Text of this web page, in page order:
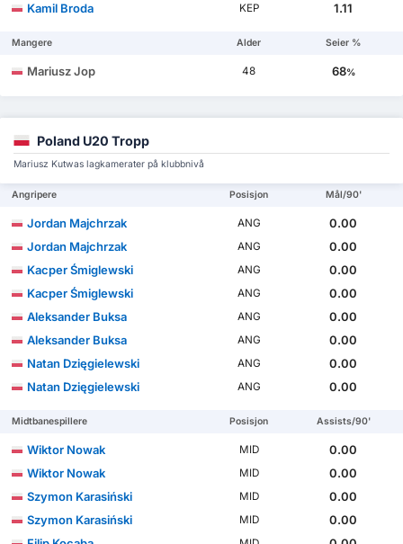
Kamil Broda
KEP 1.11
Mangere Alder Seier %
Mariusz Jop 48 68%
Poland U20 Tropp
Mariusz Kutwas lagkamerater på klubbnivå
Angripere Posisjon Mål/90'
Jordan Majchrzak ANG
0.00
Jordan Majchrzak
ANG
0.00
Kacper Śmiglewski
ANG
0.00
Kacper Śmiglewski
ANG
0.00
Aleksander Buksa
ANG
0.00
Aleksander Buksa
ANG
0.00
Natan Dzięgielewski
ANG
0.00
Natan Dzięgielewski
ANG 0.00
Midtbanespillere Posisjon Assists/90'
Wiktor Nowak MID
0.00
Wiktor Nowak
MID
0.00
Szymon Karasiński
MID
0.00
Szymon Karasiński
MID
0.00